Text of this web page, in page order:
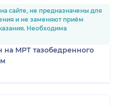
сайте, не предназначены для
и не заменяют приём
Необходима
на МРТ тазобедренного